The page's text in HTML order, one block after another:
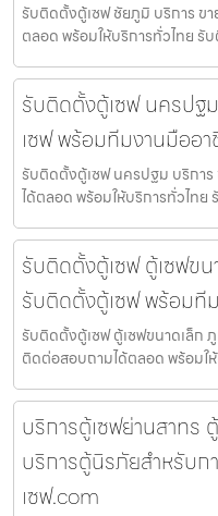
รับติดตั้งตู้เซฟ ชัยภูมิ บริการ ข
ตลอด พร้อมให้บริการทั่วไทย รั
รับติดตั้งตู้เซฟ นครปฐ
เซฟ พร้อมทีมงานมืออ
รับติดตั้งตู้เซฟ นครปฐม บริกา
ได้ตลอด พร้อมให้บริการทั่วไทย
รับติดตั้งตู้เซฟ ตู้เซฟข
รับติดตั้งตู้เซฟ พร้อมที
รับติดตั้งตู้เซฟ ตู้เซฟขนาดเล็ก
ติดต่อสอบถามได้ตลอด พร้อมใ
บริการตู้เซฟย่านสาทร
บริการตู้นิรภัยสำหรับก
เซฟ.com